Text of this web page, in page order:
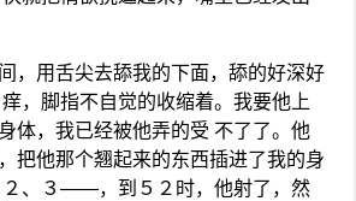
，用舌尖去舔我的下面，舔的好深好
，脚指不自觉的收缩着。我要他上
体，我已经被他弄的受 不了了。他
把他那个翘起来的东西插进了我的身
２、３——，到５２时，他射了，然